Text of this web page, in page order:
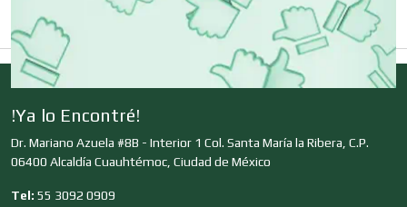
Clínicas de Belleza
Clínicas de Rehabilitación
Clínicas y Hospitales
!Ya lo Encontré!
Dr. Mariano Azuela #8B - Interior 1 Col. Santa María la Ribera, C.P.
06400 Alcaldía Cuauhtémoc, Ciudad de México
Tel: 55 3092 0909